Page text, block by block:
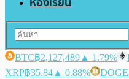
BTC฿2,127,489 ▲ 1.79%
XRP฿35.84 ▲ 0.88% DOGE